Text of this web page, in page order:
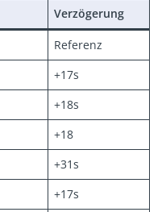
Verzögerung
Referenz
+17s
+18s
+18
+31s
+17s